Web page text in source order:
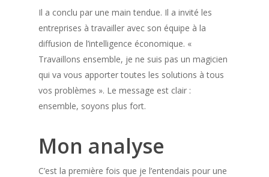
Il a conclu par une main tendue. Il a invité les
entreprises à travailler avec son équipe à la
diffusion de l’intelligence économique. «
Travaillons ensemble, je ne suis pas un magicien
qui va vous apporter toutes les solutions à tous
vos problèmes ». Le message est clair :
ensemble, soyons plus fort.
Mon analyse
C’est la première fois que je l’entendais pour une